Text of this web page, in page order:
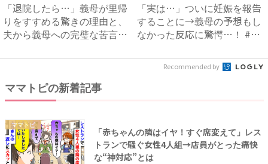
「退院したら…」義母が里帰
りをすすめる驚きの理由と、
夫から義母への完璧な苦言
「実は…」ついに妊娠を報告
することに→義母の予想もし
なかった反応に驚愕…！ #
Recommended by
ママトピの新着記事
ママトピ
「赤ちゃんの隣はイヤ！すぐ席変えて」レス
トランで騒ぐ女性4人組→店員がとった痛快
な“神対応”とは